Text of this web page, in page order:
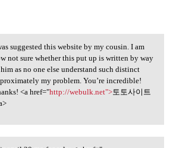
suggested this website
suggested this website by my cousin. I am
not sure whether this put up is written by way
as no one else understand such distinct
my problem. You’re incredible!
<a href="http://webulk.net">토토사이트